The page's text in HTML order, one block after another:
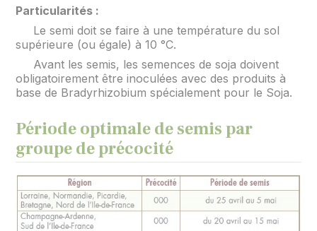
Particularités :
Le semi doit se faire à une température du sol
supérieure (ou égale) à 10 °C.
Avant les semis, les semences de soja doivent
obligatoirement être inoculées avec des produits à
base de Bradyrhizobium spécialement pour le Soja.
Période optimale de semis par
groupe de précocité